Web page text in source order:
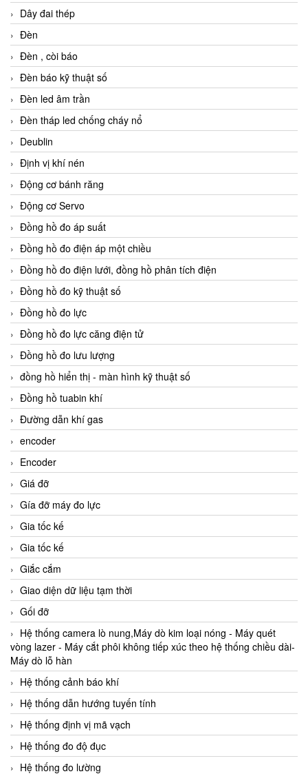
Dây đai thép
Đèn
Đèn , còi báo
Đèn báo kỹ thuật số
Đèn led âm trần
Đèn tháp led chống cháy nổ
Deublin
Định vị khí nén
Động cơ bánh răng
Động cơ Servo
Đồng hồ đo áp suất
Đồng hồ đo điện áp một chiều
Đồng hồ đo điện lưới, đồng hồ phân tích điện
Đồng hồ đo kỹ thuật số
Đồng hồ đo lực
Đồng hồ đo lực căng điện tử
Đồng hồ đo lưu lượng
đồng hồ hiển thị - màn hình kỹ thuật số
Đồng hồ tuabin khí
Đường dẫn khí gas
encoder
Encoder
Giá đỡ
Gía đỡ máy đo lực
Gia tốc kế
Gia tốc kế
Giắc cắm
Giao diện dữ liệu tạm thời
Gối đỡ
Hệ thống camera lò nung,Máy dò kim loại nóng - Máy quét
vòng lazer - Máy cắt phôi không tiếp xúc theo hệ thống chiều dài-
Máy dò lỗ hàn
Hệ thống cảnh báo khí
Hệ thống dẫn hướng tuyến tính
Hệ thống định vị mã vạch
Hệ thống đo độ đục
Hệ thống đo lường